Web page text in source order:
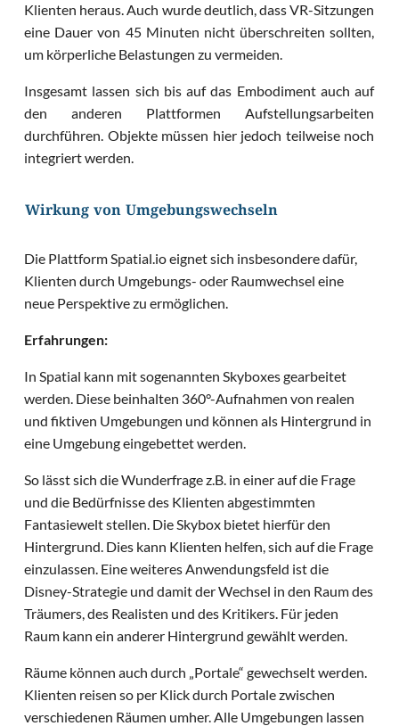
Klienten heraus. Auch wurde deutlich, dass VR-Sitzungen
eine Dauer von 45 Minuten nicht überschreiten sollten,
um körperliche Belastungen zu vermeiden.
Insgesamt lassen sich bis auf das Embodiment auch auf
den anderen Plattformen Aufstellungsarbeiten
durchführen. Objekte müssen hier jedoch teilweise noch
integriert werden.
Wirkung von Umgebungswechseln
Die Plattform Spatial.io eignet sich insbesondere dafür,
Klienten durch Umgebungs- oder Raumwechsel eine
neue Perspektive zu ermöglichen.
Erfahrungen:
In Spatial kann mit sogenannten Skyboxes gearbeitet
werden. Diese beinhalten 360°-Aufnahmen von realen
und fiktiven Umgebungen und können als Hintergrund in
eine Umgebung eingebettet werden.
So lässt sich die Wunderfrage z.B. in einer auf die Frage
und die Bedürfnisse des Klienten abgestimmten
Fantasiewelt stellen. Die Skybox bietet hierfür den
Hintergrund. Dies kann Klienten helfen, sich auf die Frage
einzulassen. Eine weiteres Anwendungsfeld ist die
Disney-Strategie und damit der Wechsel in den Raum des
Träumers, des Realisten und des Kritikers. Für jeden
Raum kann ein anderer Hintergrund gewählt werden.
Räume können auch durch „Portale“ gewechselt werden.
Klienten reisen so per Klick durch Portale zwischen
verschiedenen Räumen umher. Alle Umgebungen lassen